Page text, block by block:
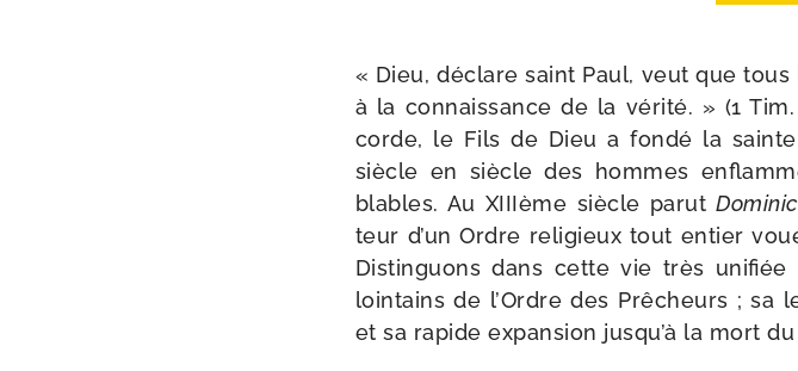
« Dieu, déclare saint Paul, veut que
à la connais­sance de la véri­té. » (1
corde, le Fils de Dieu a fon­dé la
siècle en siècle des hommes
blables. Au XIIIème siècle parut
teur d’un Ordre reli­gieux tout entier
Distinguons dans cette vie très
loin­tains de l’Ordre des Prêcheurs ; sa
et sa rapide expan­sion jusqu’à la mort